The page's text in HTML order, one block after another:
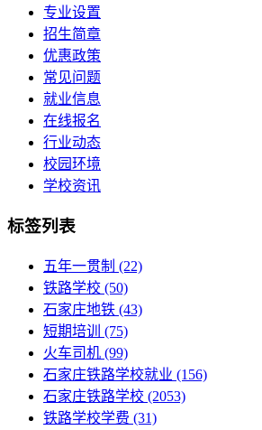
专业设置
招生简章
优惠政策
常见问题
就业信息
在线报名
行业动态
校园环境
学校资讯
标签列表
五年一贯制 (22)
铁路学校 (50)
石家庄地铁 (43)
短期培训
(75)
火车司机 (99)
石家庄铁路学校就业 (156)
石家庄铁路学校 (2053)
铁路学校学费 (31)